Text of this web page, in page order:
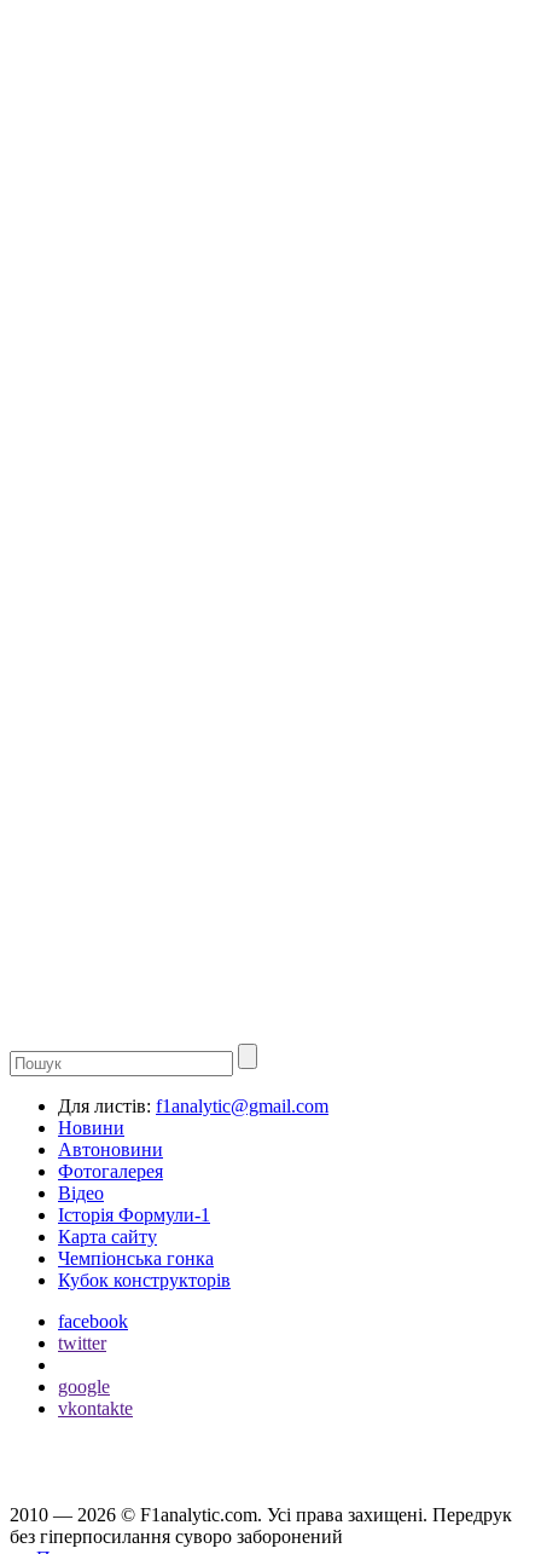
Для листів: f1analytic@gmail.com
Новини
Автоновини
Фотогалерея
Відео
Історія Формули-1
Карта сайту
Чемпіонська гонка
Кубок конструкторів
facebook
twitter
google
vkontakte
2010 — 2026 © F1analytic.com. Усi права захищенi. Передрук
без гіперпосилання суворо заборонений